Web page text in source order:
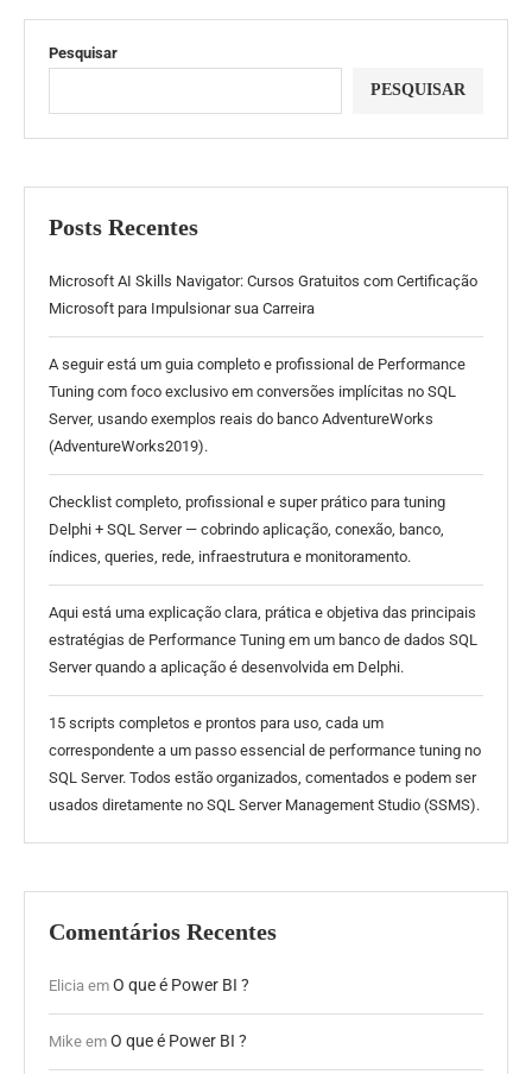
Pesquisar
PESQUISAR
Posts Recentes
Microsoft AI Skills Navigator: Cursos Gratuitos com Certificação
Microsoft para Impulsionar sua Carreira
A seguir está um guia completo e profissional de Performance
Tuning com foco exclusivo em conversões implícitas no SQL
Server, usando exemplos reais do banco AdventureWorks
(AdventureWorks2019).
Checklist completo, profissional e super prático para tuning
Delphi + SQL Server — cobrindo aplicação, conexão, banco,
índices, queries, rede, infraestrutura e monitoramento.
Aqui está uma explicação clara, prática e objetiva das principais
estratégias de Performance Tuning em um banco de dados SQL
Server quando a aplicação é desenvolvida em Delphi.
15 scripts completos e prontos para uso, cada um
correspondente a um passo essencial de performance tuning no
SQL Server. Todos estão organizados, comentados e podem ser
usados diretamente no SQL Server Management Studio (SSMS).
Comentários Recentes
Elicia em O que é Power BI ?
Mike em O que é Power BI ?